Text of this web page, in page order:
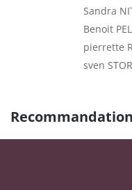
Sandra
Benoit
pierrette
sven